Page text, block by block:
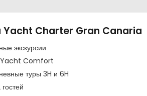
Yacht Charter Gran Canaria
экскурсии
Comfort
туры 3H и 6H